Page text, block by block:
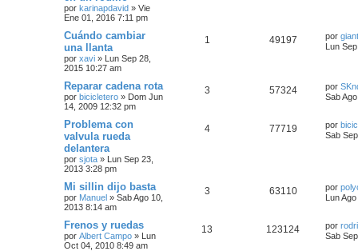
por karinapdavid » Vie
Ene 01, 2016 7:11 pm
Cuándo cambiar
una llanta
por xavi » Lun Sep 28,
2015 10:27 am
1 49197 por giant
Lun
Reparar cadena rota
por bicicletero » Dom Jun
14, 2009 12:32 pm
3 57324 por
Sab
Problema con
valvula rueda
delantera
por sjota » Lun Sep 23,
2013 3:28 pm
4 77719 por
Sab
Mi sillin dijo basta
por Manuel » Sab Ago 10,
2013 8:14 am
3 63110 por
Lun
Frenos y ruedas
por Albert Campo » Lun
Oct 04, 2010 8:49 am
13 123124 por
Sab